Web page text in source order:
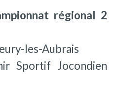
régional 2
les-Aubrais
Sportif Jocondien